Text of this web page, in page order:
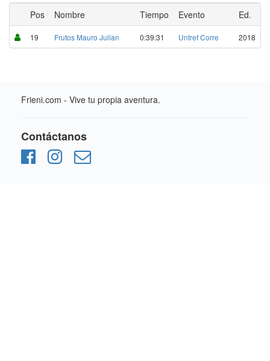
Pos Nombre Tiempo Evento Ed.
19 Frutos Mauro Julian 0:39:31 Untref Corre 2018
Frieni.com - Vive tu propia aventura.
Contáctanos